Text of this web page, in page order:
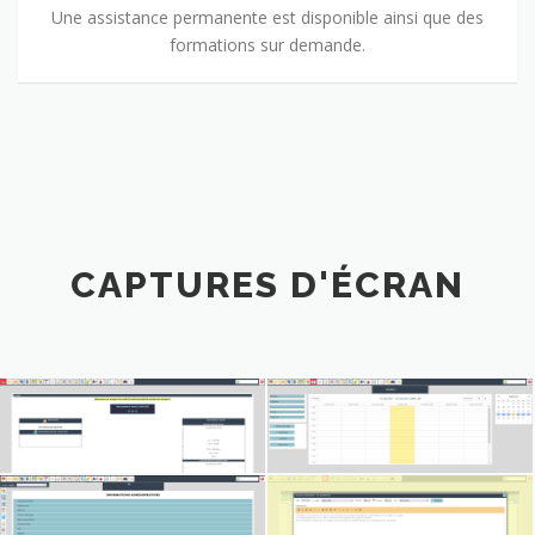
Une assistance permanente est disponible ainsi que des
formations sur demande.
CAPTURES D'ÉCRAN